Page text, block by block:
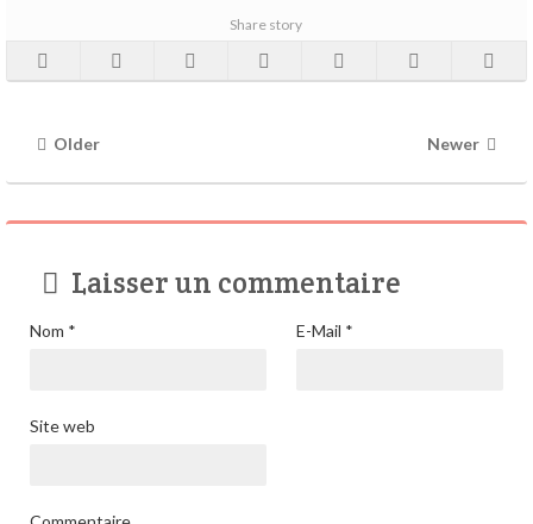
Share story
Older Newer
Laisser un commentaire
Nom * E-Mail *
Site web